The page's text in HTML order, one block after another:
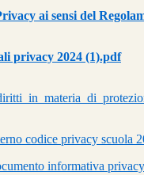
ai sensi del
privacy 2024 (1).pdf
codice privacy scuola
informativa